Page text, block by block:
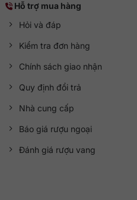
Hỗ trợ mua hàng
Hỏi và đáp
Kiểm tra đơn hàng
Chính sách giao nhận
Quy định đổi trả
Nhà cung cấp
Báo giá rượu ngoại
Đánh giá rượu vang